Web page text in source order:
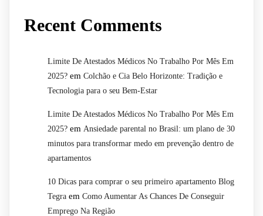
Recent Comments
Limite De Atestados Médicos No Trabalho Por Mês Em
2025? em Colchão e Cia Belo Horizonte: Tradição e
Tecnologia para o seu Bem-Estar
Limite De Atestados Médicos No Trabalho Por Mês Em
2025? em Ansiedade parental no Brasil: um plano de 30
minutos para transformar medo em prevenção dentro de
apartamentos
10 Dicas para comprar o seu primeiro apartamento Blog
Tegra em Como Aumentar As Chances De Conseguir
Emprego Na Região